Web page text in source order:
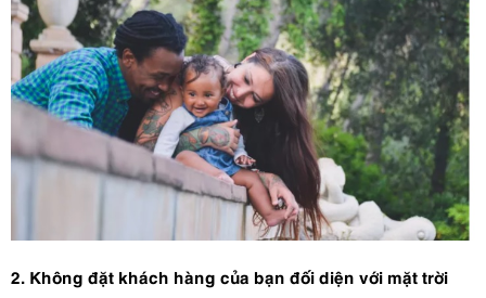
2. Không đặt khách hàng của bạn đối diện với mặt trời